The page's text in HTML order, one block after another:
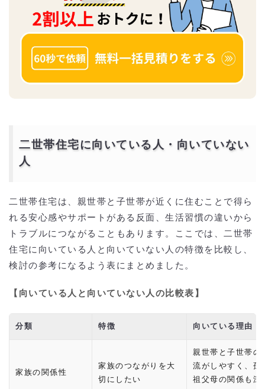
二世帯住宅に向いている人・向いていない
人
二世帯住宅は、親世帯と子世帯が近くに住むことで得ら
れる安心感やサポートがある反面、生活習慣の違いから
トラブルにつながることもあります。ここでは、二世帯
住宅に向いている人と向いていない人の特徴を比較し、
検討の参考になるよう表にまとめました。
【向いている人と向いていない人の比較表】
分類 特徴 向いている理由
家族の関係性
家族のつながりを大
切にしたい
親世帯と子世帯の
流がしやすく、孫
祖父母の関係も深